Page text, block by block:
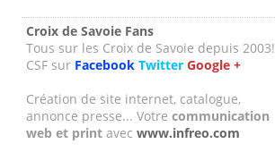
Croix de Savoie Fans
Tous sur les Croix de Savoie depuis 2003!
CSF sur Facebook Twitter Google +
Création de site internet, catalogue,
annonce presse... Votrecommunication
web et print avecwww.infreo.com